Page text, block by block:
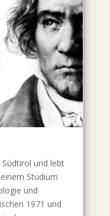
und lebt
Studium
und
1971 und